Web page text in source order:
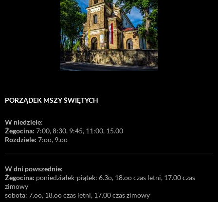
PORZĄDEK MSZY ŚWIĘTYCH
W niedziele:
Żegocina: 7:00, 8:30, 9:45, 11:00, 15.00
Rozdziele: 7:oo, 9.oo
W dni powszednie:
Żegocina: poniedziałek-piątek: 6.3o, 18.oo czas letni, 17.00 czas
zimowy
sobota: 7.oo, 18.oo czas letni, 17.00 czas zimowy